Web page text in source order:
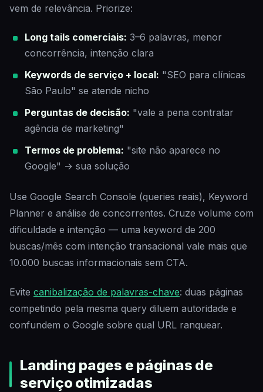
vem de relevância. Priorize:
Long tails comerciais: 3–6 palavras, menor
concorrência, intenção clara
Keywords de serviço + local: "SEO para clínicas
São Paulo" se atende nicho
Perguntas de decisão: "vale a pena contratar
agência de marketing"
Termos de problema: "site não aparece no
Google" → sua solução
Use Google Search Console (queries reais), Keyword
Planner e análise de concorrentes. Cruze volume com
dificuldade e intenção — uma keyword de 200
buscas/mês com intenção transacional vale mais que
10.000 buscas informacionais sem CTA.
Evite canibalização de palavras-chave: duas páginas
competindo pela mesma query diluem autoridade e
confundem o Google sobre qual URL ranquear.
Landing pages e páginas de
serviço otimizadas